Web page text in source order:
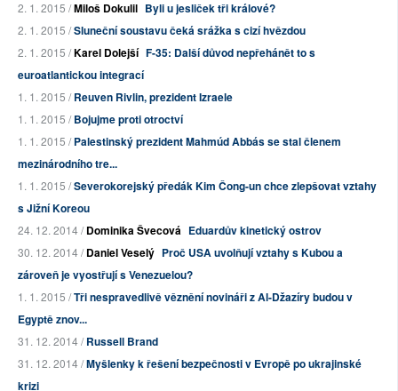
2. 1. 2015 /Miloš Dokulil Byli u jesliček tři králové?
2. 1. 2015 /Sluneční soustavu čeká srážka s cizí hvězdou
2. 1. 2015 /Karel Dolejší F-35: Další důvod nepřehánět to s
euroatlantickou integrací
1. 1. 2015 /Reuven Rivlin, prezident Izraele
1. 1. 2015 /Bojujme proti otroctví
1. 1. 2015 /Palestinský prezident Mahmúd Abbás se stal členem
mezinárodního tre...
1. 1. 2015 /Severokorejský předák Kim Čong-un chce zlepšovat vztahy
s Jižní Koreou
24. 12. 2014 /Dominika Švecová Eduardův kinetický ostrov
30. 12. 2014 /Daniel Veselý Proč USA uvolňují vztahy s Kubou a
zároveň je vyostřují s Venezuelou?
1. 1. 2015 /Tři nespravedlivě věznění novináři z Al-Džazíry budou v
Egyptě znov...
31. 12. 2014 /Russell Brand
31. 12. 2014 /Myšlenky k řešení bezpečnosti v Evropě po ukrajinské
krizi